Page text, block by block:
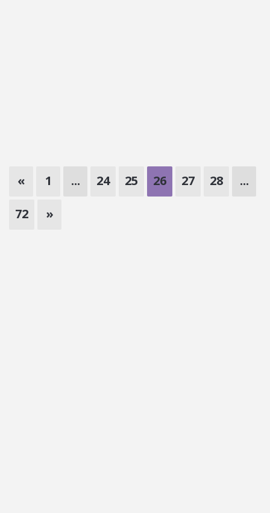
« 1 ... 24 25 26 27 28 ...
72 »